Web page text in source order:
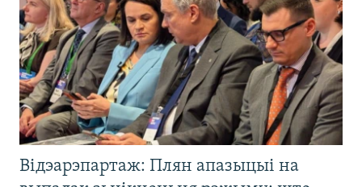
Відэарэпартаж: Плян апазыцыі на